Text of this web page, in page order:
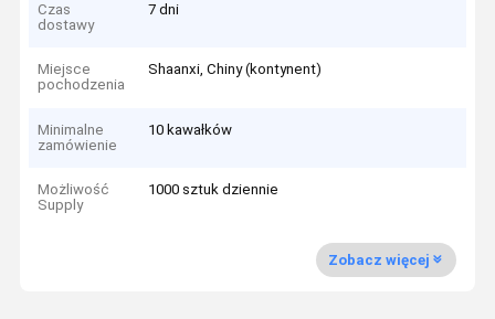
Czas
dostawy
7 dni
Miejsce
pochodzenia
Shaanxi, Chiny (kontynent)
Minimalne
zamówienie
10 kawałków
Możliwość
Supply
1000 sztuk dziennie
Zobacz więcej